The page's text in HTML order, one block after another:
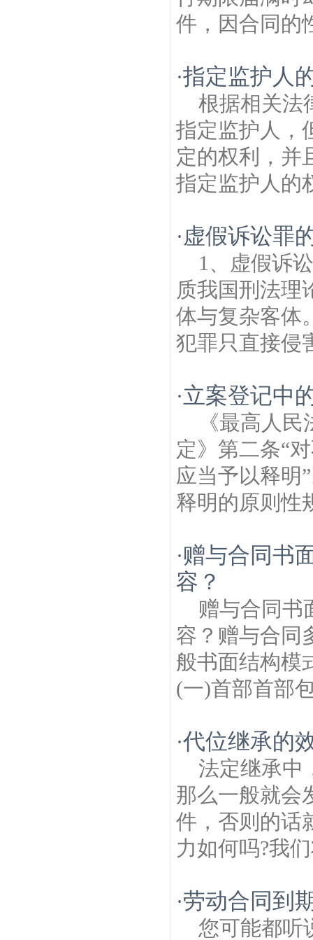
件，因合同的
·指定监护人
根据相关法
指定监护人，
定的权利，并
指定监护人的
·虚假诉讼罪
1、虚假诉
质我国刑法理
体与复杂客体
犯罪只直接侵
·立案登记中
《最高人
定》第二条“
应当予以释明
释明的原则性
·赠与合同书
容？
赠与合同书
容？赠与合同
般书面结构模
(一)首部首部
·代位继承的
法定继承中
那么一般就会
件，否则的话
力如何吗?我
·劳动合同到
您可能都听